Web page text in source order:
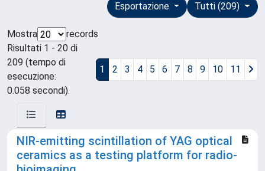
Tutti (209)
Esportazione
Mostra
records
Risultati 1 - 20 di
209 (tempo di
esecuzione:
0.058 secondi).
1 2 3 4 5 6 7 8 9 10 11
NIR-emitting scintillation of YAG optical
ceramics as a testing platform for radio-